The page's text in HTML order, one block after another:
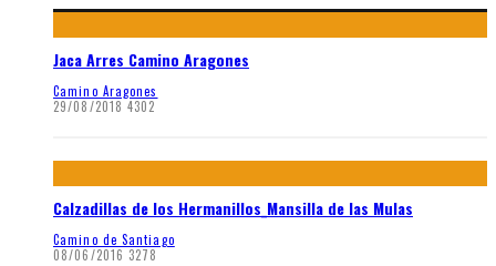
Jaca Arres Camino Aragones
Camino Aragones
29/08/2018 4302
Calzadillas de los Hermanillos_Mansilla de las Mulas
Camino de Santiago
08/06/2016 3278